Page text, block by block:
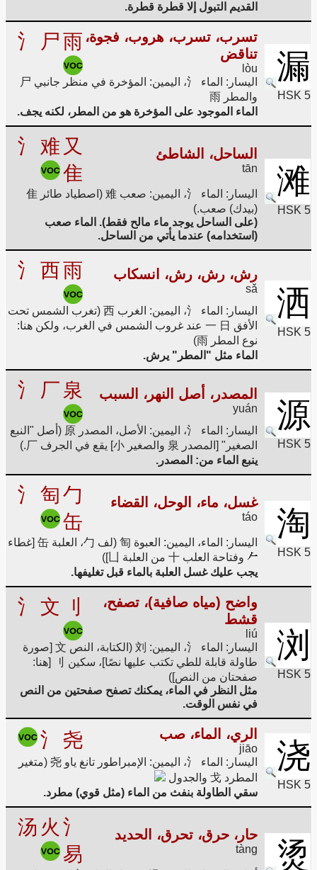
القديم التبول إلا قطرة قطرة.
漏
HSK 5
تسرب، تسرب، هروب، فجوة،
تناقض
lòu
氵 尸雨
اليسار: الماء 氵، اليمين: المؤخرة في منظر جانبي 尸
والمطر 雨
الماء الموجود على المؤخرة هو من المطر، لكنه يجف.
滩
HSK 5
الساحل، الشاطئ
tān
氵 难 又
隹
اليسار: الماء 氵، اليمين: صعب 难 (اصطياد طائر 隹
(بيدك) صعب.)
(على الساحل يوجد ماء مالح فقط). الماء صعب
(استخدامه) عندما يأتي من الساحل.
洒
HSK 5
رش، رش، رش، انسكاب
sǎ
氵 西雨
اليسار: الماء 氵، اليمين: الغرب 西 (تغرب الشمس تحت
الأفق 一 日 عند غروب الشمس في الغرب، ولكن هنا:
نوع المطر 雨)
الماء مثل "المطر" يرش.
源
HSK 5
المصدر، أصل النهر، السبب
yuán
氵 厂 泉
اليسار: الماء 氵، اليمين: الأصل، المصدر 原 (أصل "النبع
الصغير" [المصدر 泉 والصغير 小] يقع في الجرف 厂.)
ينبع الماء من: المصدر.
淘
HSK 5
غسل، ماء، الوحل، القضاء
táo
氵 匋勹
缶
اليسار: الماء، اليمين: العبوة 匋 (لف 勹، العلبة 缶 [غطاء
وفتاحة العلب 十 من العلبة 凵])
يجب عليك غسل العلبة بالماء قبل تغليفها.
浏
HSK 5
واضح (مياه صافية)، تصفح،
قشط
liú
氵 文 刂
اليسار: الماء 氵، اليمين: 刘 (الكتابة، النص 文 [صورة
طاولة قابلة للطي تكتب عليها نصًا]، سكين 刂 [هنا:
صفحتان من النص])
مثل النظر في الماء، يمكنك تصفح صفحتين من النص
في نفس الوقت.
浇
HSK 5
الري، الماء، صب
jiāo
氵 尧
اليسار: الماء 氵، اليمين: الإمبراطور تانغ ياو 尧 (متغير
المطرد 戈 والجدول
سقي الطاولة بنفث من الماء (مثل قوي) مطرد.
烫
حار، حرق، تحرق، الحديد
tàng
汤 火 氵
易